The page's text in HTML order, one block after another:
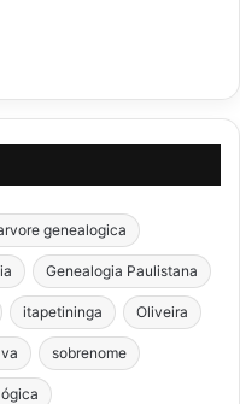
genealogica
Genealogia Paulistana
itapetininga Oliveira
sobrenome